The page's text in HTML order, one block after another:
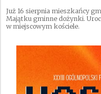
Już 16 sierpnia mieszkańcy
Majątku gminne dożynki.
w miejscowym kościele.